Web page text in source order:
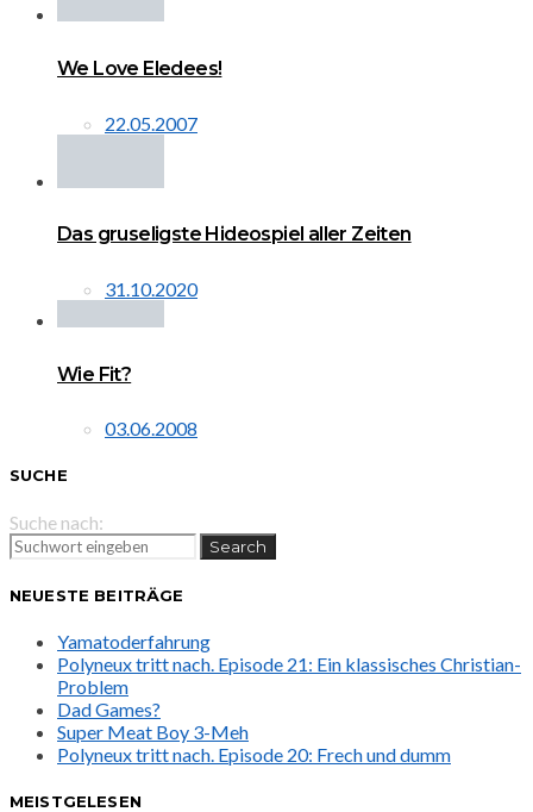
We Love Eledees!
22.05.2007
Das gruseligste Hideospiel aller Zeiten
31.10.2020
Wie Fit?
03.06.2008
SUCHE
Suche nach:
Search
NEUESTE BEITRÄGE
Yamatoderfahrung
Polyneux tritt nach. Episode 21: Ein klassisches Christian-
Problem
Dad Games?
Super Meat Boy 3-Meh
Polyneux tritt nach. Episode 20: Frech und dumm
MEISTGELESEN